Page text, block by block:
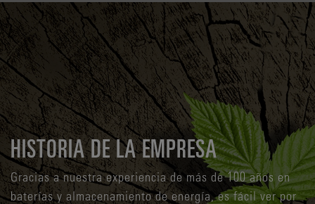
HISTORIA DE LA EMPRESA
Gracias a nuestra experiencia de más de 100 años en
baterías y almacenamiento de energía, es fácil ver por